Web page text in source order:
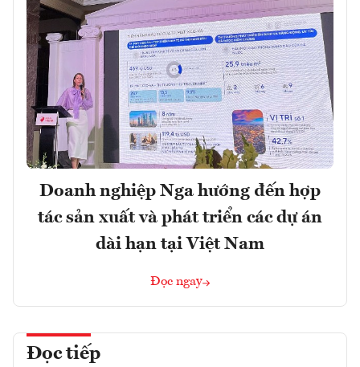
Doanh nghiệp Nga hướng đến hợp
tác sản xuất và phát triển các dự án
dài hạn tại Việt Nam
Đọc ngay
Đọc tiếp